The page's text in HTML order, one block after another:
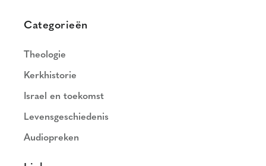
Categorieën
Theologie
Kerkhistorie
Israel en toekomst
Levensgeschiedenis
Audiopreken